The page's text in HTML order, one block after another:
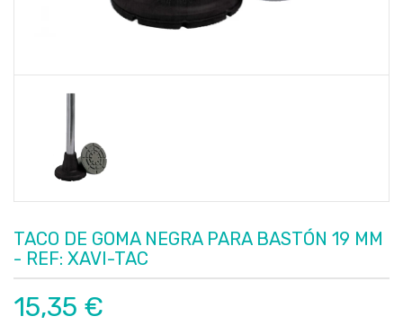
TACO DE GOMA NEGRA PARA BASTÓN 19 MM
- REF: XAVI-TAC
15,35 €